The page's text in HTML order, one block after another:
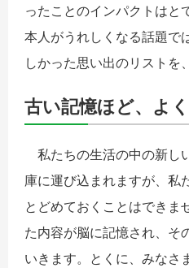
ったことのインパクトはと
本人がうれしくなる話題で
しかった思い出のリストを
古い記憶ほど、よ
私たちの生活の中の新し
庫に運び込まれますが、私
とどめておくことはできま
た内容が脳に記憶され、そ
いきます。とくに、みなさ